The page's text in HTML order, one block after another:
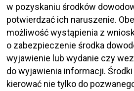
w pozyskaniu środków
potwierdzać ich naruszenie.
możliwość wystąpienia z
o zabezpieczenie środka
wyjawienie lub wydanie czy
do wyjawienia informacji.
kierować nie tylko do